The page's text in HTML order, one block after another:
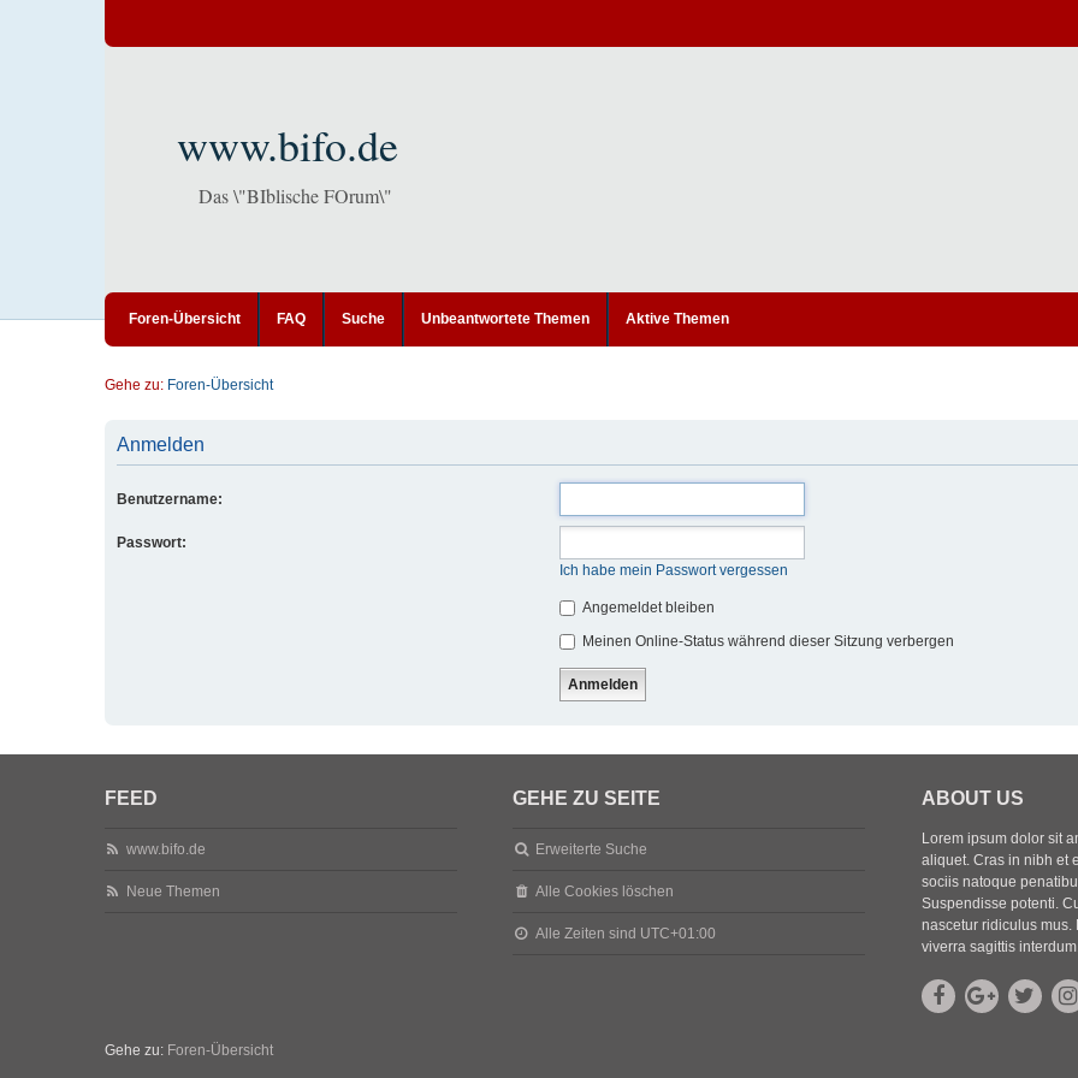
www.bifo.de
Das \"BIblische FOrum\"
Foren-Übersicht FAQ Suche Unbeantwortete Themen Aktive Themen
Gehe zu: Foren-Übersicht
Anmelden
Benutzername:
Passwort:
Ich habe mein Passwort vergessen
Angemeldet bleiben
Meinen Online-Status während dieser Sitzung verbergen
FEED
www.bifo.de
Neue Themen
GEHE ZU SEITE
Erweiterte Suche
Alle Cookies löschen
Alle Zeiten sind UTC+01:00
ABOUT US
Lorem ipsum dolor sit
aliquet. Cras in nibh et
sociis natoque
Suspendisse potenti.
nascetur ridiculus mus.
viverra sagittis
Gehe zu: Foren-Übersicht